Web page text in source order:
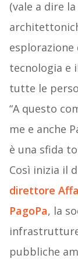
(vale a dire
tecnologia e
tutte le
“A questo
me e anche
è una sfida
Così inizia il
direttore
PagoPa, la
pubbliche